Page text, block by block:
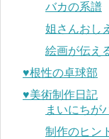
バカの系譜
姐さんおし
絵画が伝え
♥︎根性の卓球部
♥︎美術制作日記
まいにちが
制作のヒン